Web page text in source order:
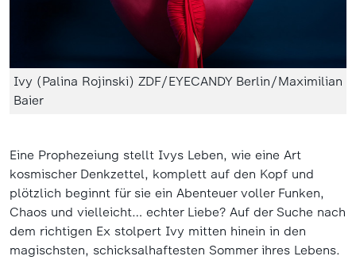
Ivy (Palina Rojinski) ZDF/EYECANDY Berlin/Maximilian
Baier
Eine Prophezeiung stellt Ivys Leben, wie eine Art
kosmischer Denkzettel, komplett auf den Kopf und
plötzlich beginnt für sie ein Abenteuer voller Funken,
Chaos und vielleicht… echter Liebe? Auf der Suche nach
dem richtigen Ex stolpert Ivy mitten hinein in den
magischsten, schicksalhaftesten Sommer ihres Lebens.